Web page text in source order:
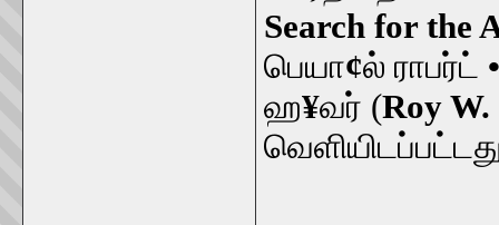
Search for the
பெயா¢ல் ராபர்ட் •
ஹ¥வர் (Roy